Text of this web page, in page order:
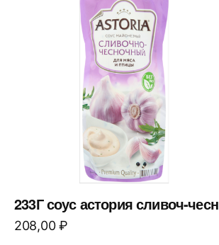
233Г соус астория сливоч-чесн
208,00₽